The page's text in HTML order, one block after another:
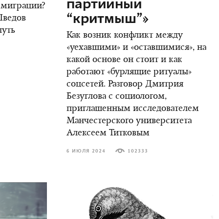
партийный
“критмыш”»
Как возник конфликт между
«уехавшими» и «оставшимися», на
какой основе он стоит и как
работают «бурлящие ритуалы»
соцсетей. Разговор Дмитрия
Безуглова с социологом,
приглашенным исследователем
Манчестерского университета
Алексеем Титковым
6 ИЮЛЯ 2024 102333